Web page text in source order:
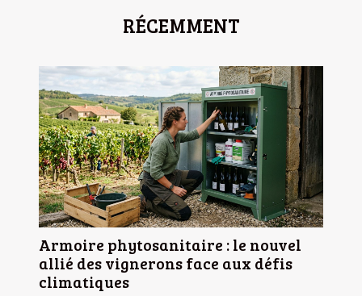
RÉCEMMENT
Armoire phytosanitaire : le nouvel
allié des vignerons face aux défis
climatiques